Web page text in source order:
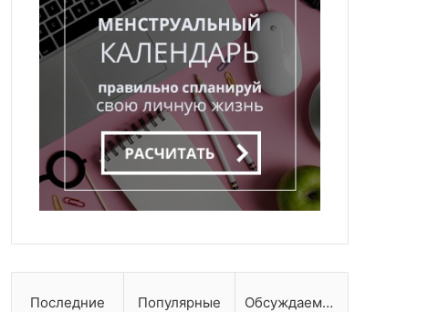
Последние Популярные Обсуждаемые